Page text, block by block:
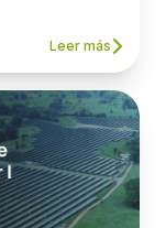
aseguren
y
que
que ofrecen
encontrar un
forma
Leer más